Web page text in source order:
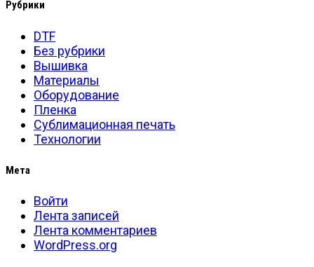
Рубрики
DTF
Без рубрики
Вышивка
Материалы
Оборудование
Пленка
Сублимационная печать
Технологии
Мета
Войти
Лента записей
Лента комментариев
WordPress.org